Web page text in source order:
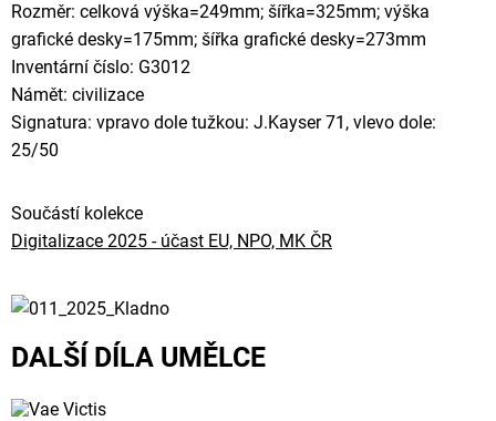
Rozměr: celková výška=249mm; šířka=325mm; výška
grafické desky=175mm; šířka grafické desky=273mm
Inventární číslo: G3012
Námět: civilizace
Signatura: vpravo dole tužkou: J.Kayser 71, vlevo dole:
25/50
Součástí kolekce
Digitalizace 2025 - účast EU, NPO, MK ČR
DALŠÍ DÍLA UMĚLCE